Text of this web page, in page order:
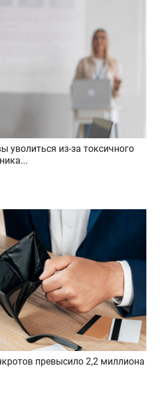
уволиться из-за токсичного
превысило 2,2 миллиона